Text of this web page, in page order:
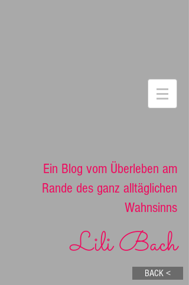
Ein Blog vom Überleben am
Rande des ganz alltäglichen
Wahnsinns
Lili Bach
BACK <